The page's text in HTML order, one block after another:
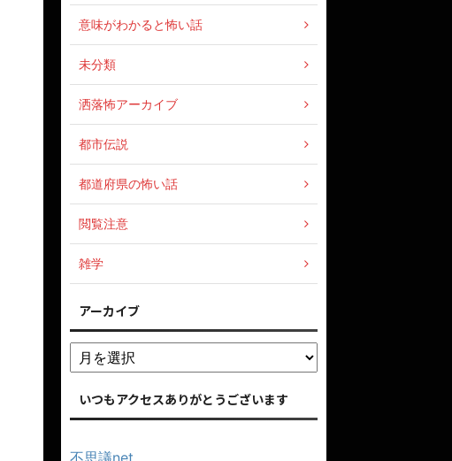
意味がわかると怖い話
未分類
洒落怖アーカイブ
都市伝説
都道府県の怖い話
閲覧注意
雑学
アーカイブ
いつもアクセスありがとうございます
不思議net